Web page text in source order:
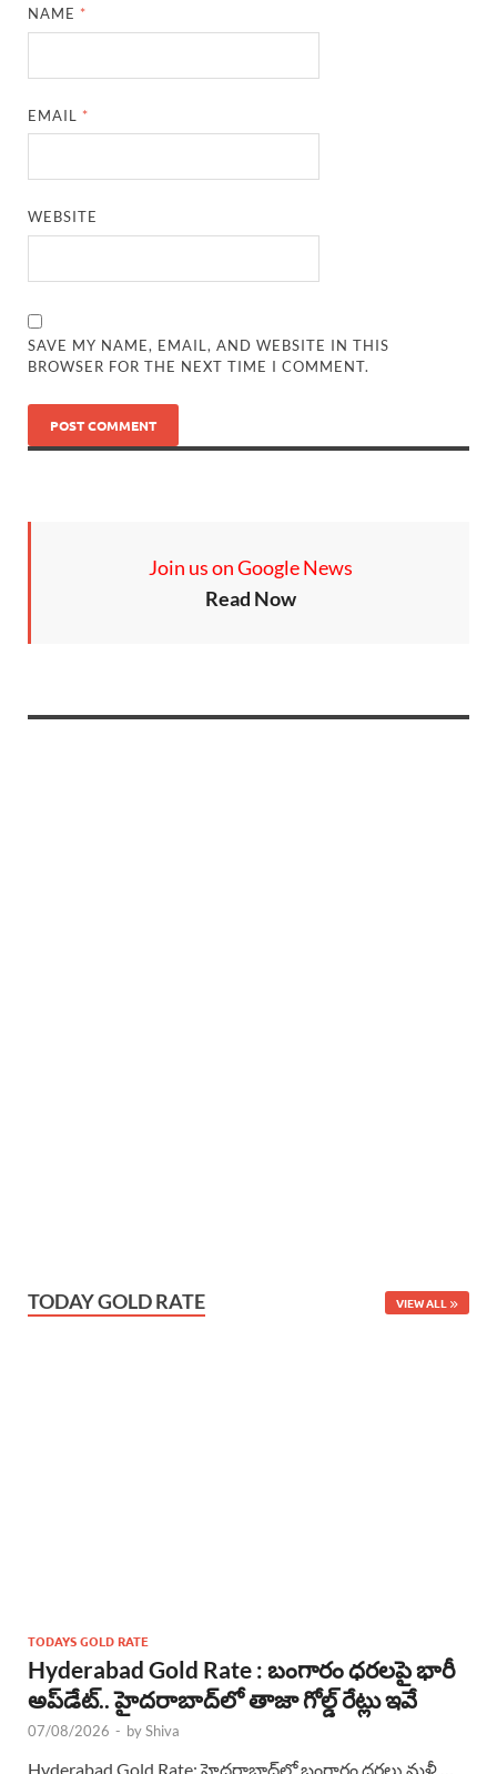
NAME *
EMAIL *
WEBSITE
SAVE MY NAME, EMAIL, AND WEBSITE IN THIS
BROWSER FOR THE NEXT TIME I COMMENT.
Join us on Google News
Read Now
TODAY GOLD RATE VIEW ALL
TODAYS GOLD RATE
Hyderabad Gold Rate : బంగారం ధరలపై భారీ
అప్‌డేట్.. హైదరాబాద్‌లో తాజా గోల్డ్ రేట్లు ఇవే
07/08/2026 - byShiva
Hyderabad Gold Rate: హైదరాబాద్‌లో బంగారం ధరలు మళ్లీ …